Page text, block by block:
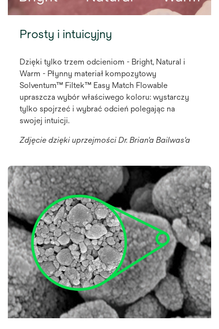
Prosty i intuicyjny
Dzięki tylko trzem odcieniom - Bright, Natural i
Warm - Płynny materiał kompozytowy
Solventum™ Filtek™ Easy Match Flowable
upraszcza wybór właściwego koloru: wystarczy
tylko spojrzeć i wybrać odcień polegając na
swojej intuicji.
Zdjęcie dzięki uprzejmości Dr. Brian'a Bailwas'a